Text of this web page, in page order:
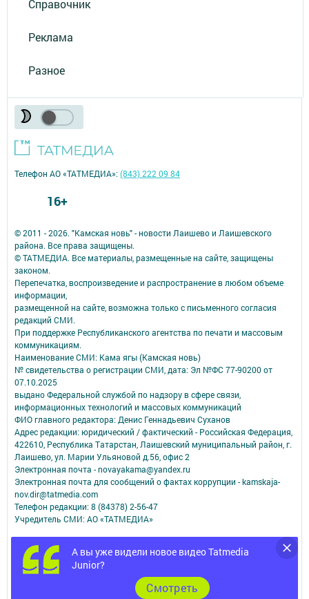
Справочник
Реклама
Разное
А вы уже видели новое видео Tatmedia
Junior?
Cмотреть
© 2011 - 2026. "Камская новь" - новости Лаишево и Лаишевского
района. Все права защищены.
© ТАТМЕДИА. Все материалы, размещенные на сайте, защищены
законом.
Перепечатка, воспроизведение и распространение в любом объеме
информации,
размещенной на сайте, возможна только с письменного согласия
редакций СМИ.
При поддержке Республиканского агентства по печати и массовым
коммуникациям.
Наименование СМИ: Кама ягы (Камская новь)
№ свидетельства о регистрации СМИ, дата: Эл №ФC 77-90200 от
07.10.2025
выдано Федеральной службой по надзору в сфере связи,
информационных технологий и массовых коммуникаций
ФИО главного редактора: Денис Геннадьевич Суханов
Адрес редакции: юридический / фактический - Российская Федерация,
422610, Республика Татарстан, Лаишевский муниципальный район, г.
Лаишево, ул. Марии Ульяновой д.56, офис 2
Электронная почта - novayakama@yandex.ru
Электронная почта для сообщений о фактах коррупции - kamskaja-
nov.dir@tatmedia.com
Телефон редакции: 8 (84378) 2-56-47
Учредитель СМИ: АО «ТАТМЕДИА»
Антикоррупционная политика
АО «ТАТМЕДИА» использует «cookie»для персонализации сервисов и
удобства пользователей сайтом.
Использование «cookie» можно отменить в настройках браузера.
Политика конфиденциальности
Телефон АО «ТАТМЕДИА»:(843) 222 09 84
16+